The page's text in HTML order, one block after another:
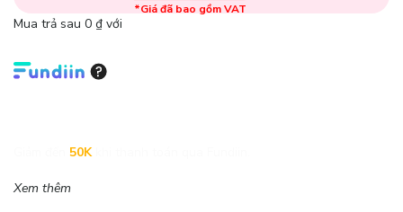
*Giá đã bao gồm VAT
Mua trả sau 0 ₫ với
50K
Xem thêm